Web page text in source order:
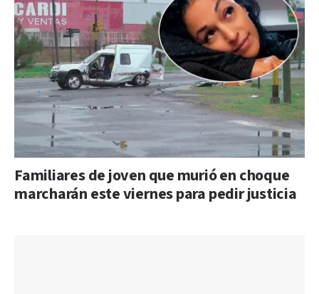
Familiares de joven que murió en choque
marcharán este viernes para pedir justicia